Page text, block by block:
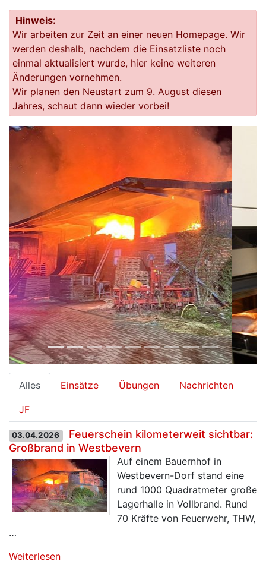
Hinweis:
Wir arbeiten zur Zeit an einer neuen Homepage. Wir
werden deshalb, nachdem die Einsatzliste noch
einmal aktualisiert wurde, hier keine weiteren
Änderungen vornehmen.
Wir planen den Neustart zum 9. August diesen
Jahres, schaut dann wieder vorbei!
Alles Einsätze Übungen Nachrichten
JF
03.04.2026
Feuerschein kilometerweit sichtbar:
Großbrand in Westbevern
Auf einem Bauernhof in
Westbevern-Dorf stand eine
rund 1000 Quadratmeter große
Lagerhalle in Vollbrand. Rund
70 Kräfte von Feuerwehr, THW,
…
Weiterlesen